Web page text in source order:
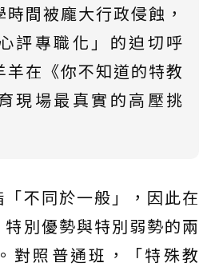
間被龐大行政侵蝕，
評專職化」的迫切呼
羊在《你不知道的特教
現場最真實的高壓挑
不同於一般」，因此在
別優勢與特別弱勢的兩
對照普通班，「特殊教